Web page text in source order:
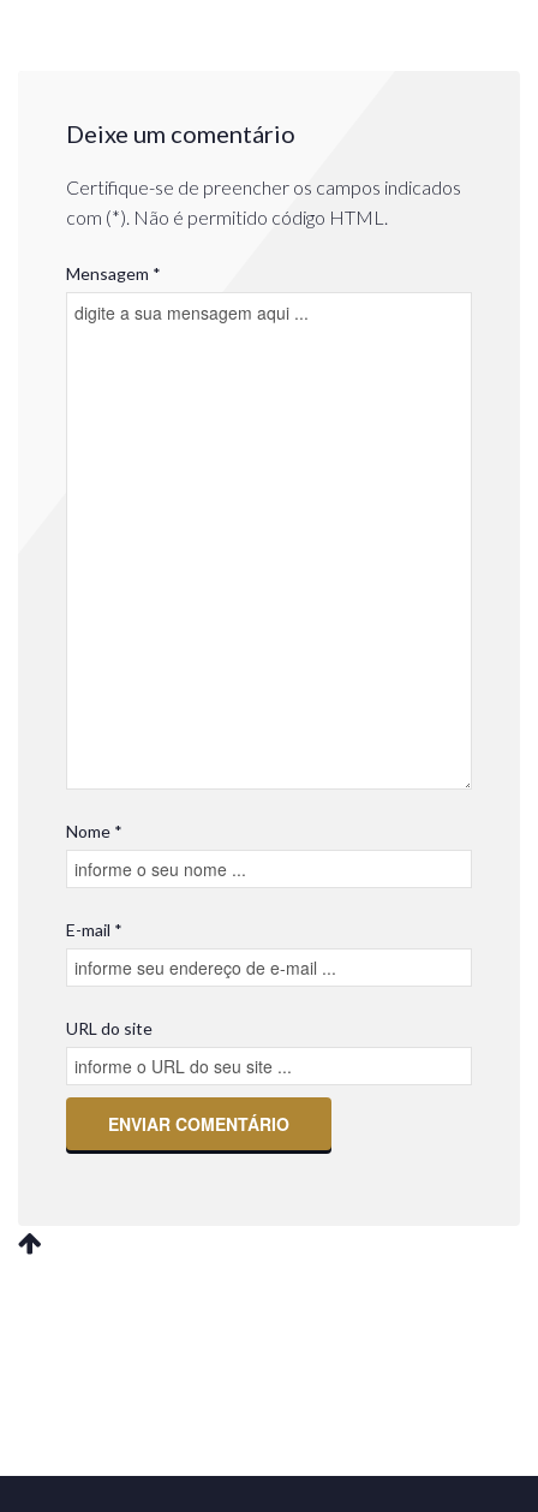
Deixe um comentário
Certifique-se de preencher os campos indicados
com (*). Não é permitido código HTML.
Mensagem *
Nome *
E-mail *
URL do site